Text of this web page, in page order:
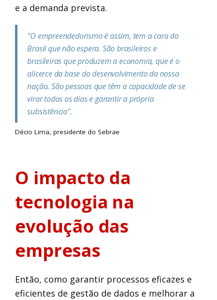
e a demanda prevista.
"O empreendedorismo é assim, tem a cara do
Brasil que não espera. São brasileiros e
brasileiras que produzem a economia, que é o
alicerce da base do desenvolvimento da nossa
nação. São pessoas que têm a capacidade de se
virar todos os dias e garantir a própria
subsistência".
Décio Lima, presidente do Sebrae
O impacto da
tecnologia na
evolução das
empresas
Então, como garantir processos eficazes e
eficientes de gestão de dados e melhorar a